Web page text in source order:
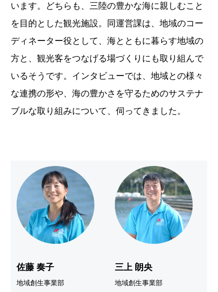
います。どちらも、三陸の豊かな海に親しむこと
を目的とした観光施設。同運営課は、地域のコー
ディネーター役として、海とともに暮らす地域の
方と、観光客をつなげる場づくりにも取り組んで
いるそうです。インタビューでは、地域との様々
な連携の形や、海の豊かさを守るためのサステナ
ブルな取り組みについて、伺ってきました。
佐藤 奏子
地域創生事業部
三上 朗央
地域創生事業部